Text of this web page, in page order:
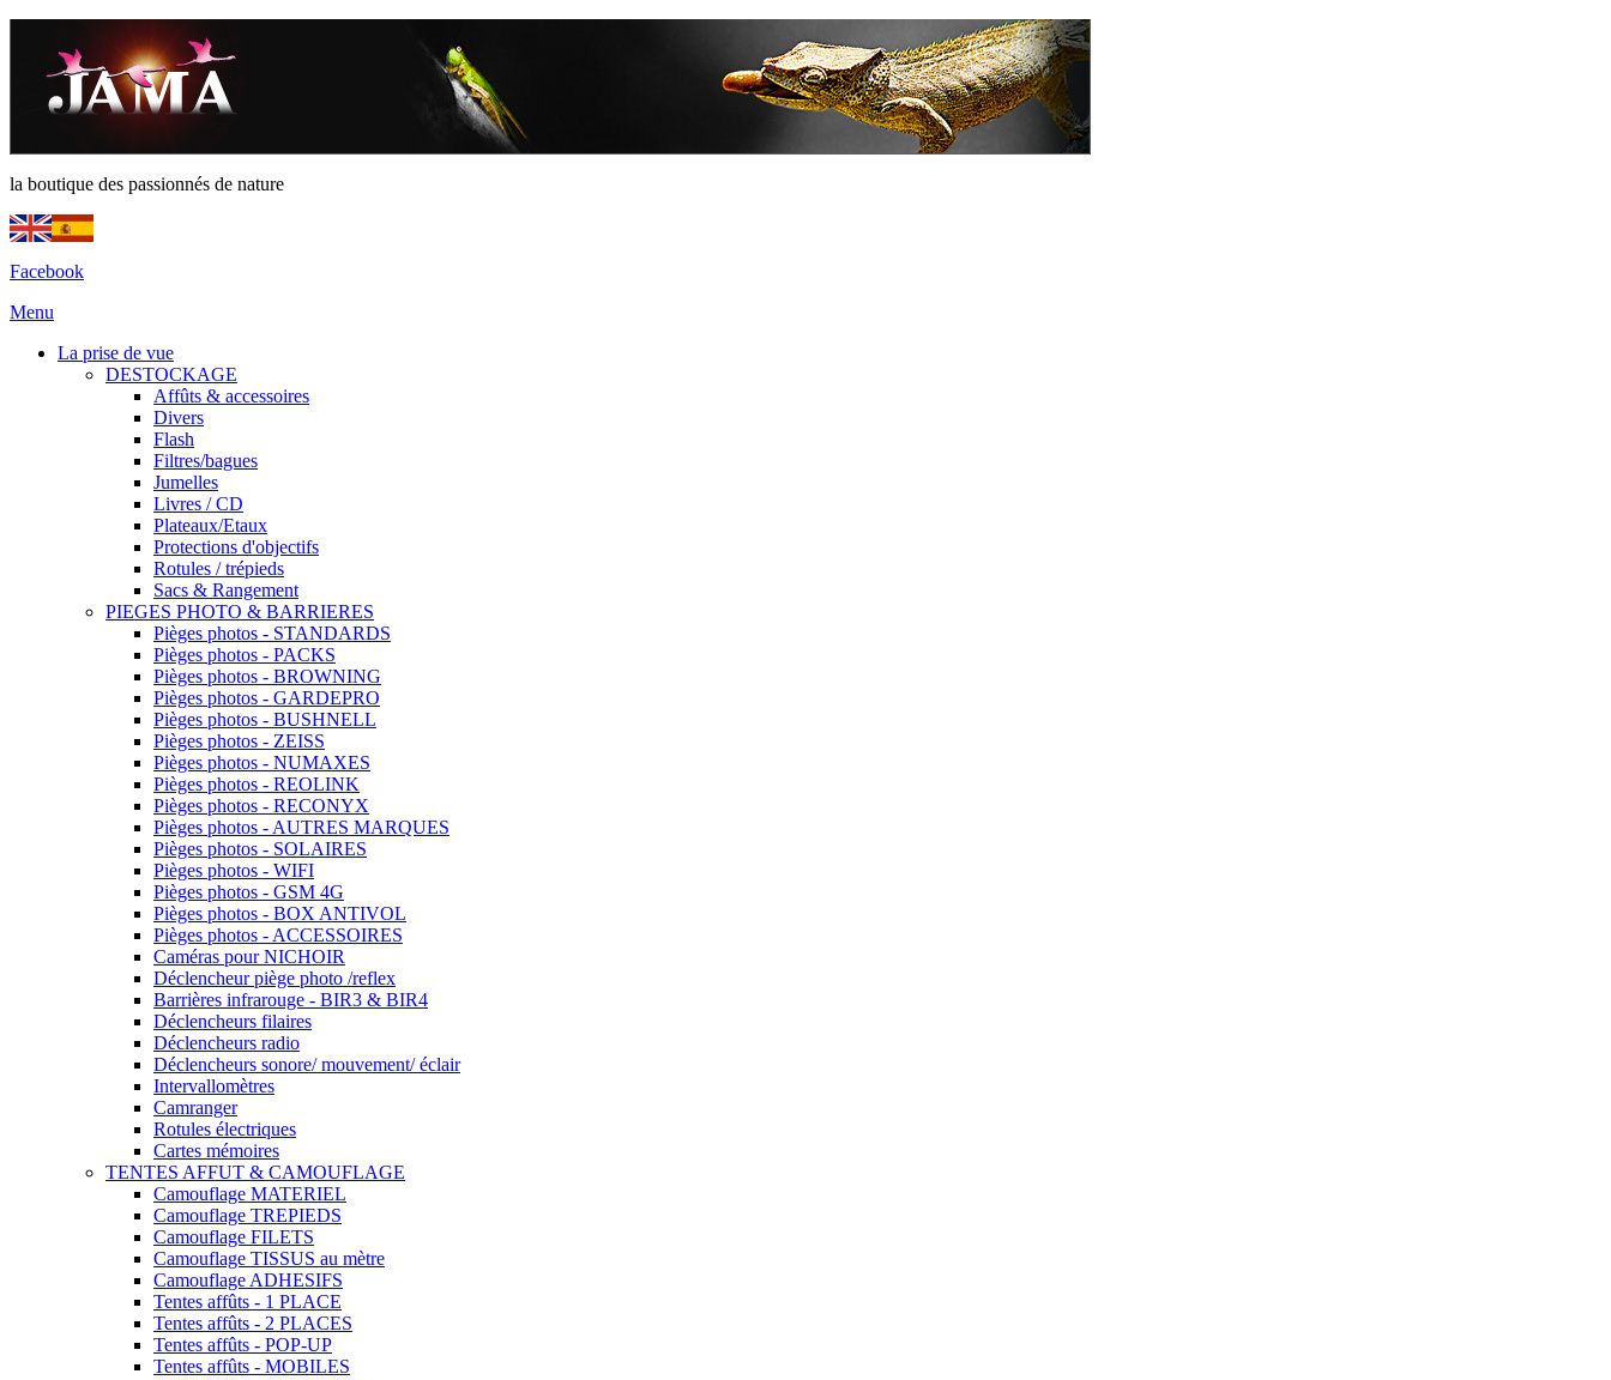
la boutique des passionnés de nature
Facebook
Menu
La prise de vue
DESTOCKAGE
Affûts & accessoires
Divers
Flash
Filtres/bagues
Jumelles
Livres / CD
Plateaux/Etaux
Protections d'objectifs
Rotules / trépieds
Sacs & Rangement
PIEGES PHOTO & BARRIERES
Pièges photos - STANDARDS
Pièges photos - PACKS
Pièges photos - BROWNING
Pièges photos - GARDEPRO
Pièges photos - BUSHNELL
Pièges photos - ZEISS
Pièges photos - NUMAXES
Pièges photos - REOLINK
Pièges photos - RECONYX
Pièges photos - AUTRES MARQUES
Pièges photos - SOLAIRES
Pièges photos - WIFI
Pièges photos - GSM 4G
Pièges photos - BOX ANTIVOL
Pièges photos - ACCESSOIRES
Caméras pour NICHOIR
Déclencheur piège photo /reflex
Barrières infrarouge - BIR3 & BIR4
Déclencheurs filaires
Déclencheurs radio
Déclencheurs sonore/ mouvement/ éclair
Intervallomètres
Camranger
Rotules électriques
Cartes mémoires
TENTES AFFUT & CAMOUFLAGE
Camouflage MATERIEL
Camouflage TREPIEDS
Camouflage FILETS
Camouflage TISSUS au mètre
Camouflage ADHESIFS
Tentes affûts - 1 PLACE
Tentes affûts - 2 PLACES
Tentes affûts - POP-UP
Tentes affûts - MOBILES